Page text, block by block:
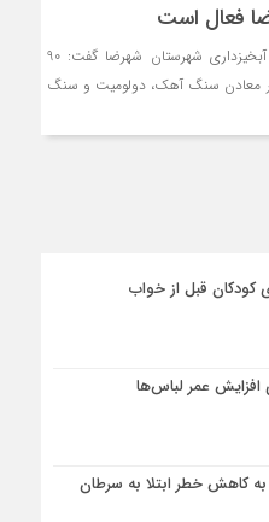
سیناخبر- رییس اداره منابع طبیعی و آبخیزداری شهرستان شهرضا گفت: 90
معادن سنگ آهک، دولومیت و سنگ
افزایش عمر لباس‌ها
کاهش خطر ابتلا به سرطان